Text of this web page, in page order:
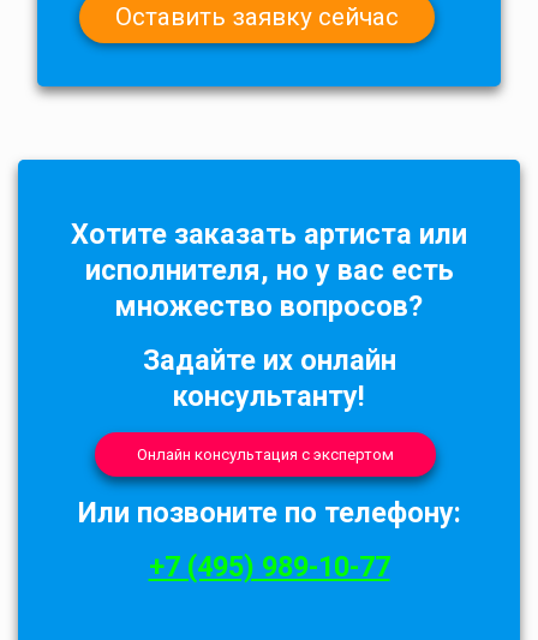
Хотите заказать артиста или
исполнителя, но у вас есть
множество вопросов?
Задайте их онлайн
консультанту!
Онлайн консультация с экспертом
Или позвоните по телефону:
+7 (495) 989-10-77